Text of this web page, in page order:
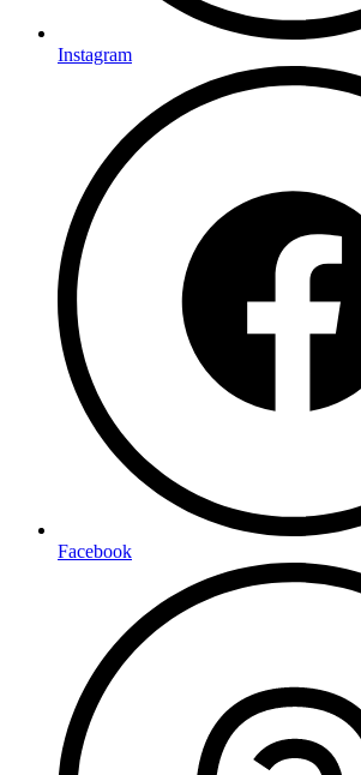
Instagram
Facebook